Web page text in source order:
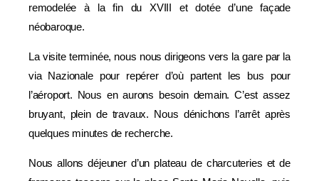
remodelée à la fin du XVIII et dotée d’une façade
néobaroque.
La visite terminée, nous nous dirigeons vers la gare par la
via Nazionale pour repérer d’où partent les bus pour
l’aéroport. Nous en aurons besoin demain. C’est assez
bruyant, plein de travaux. Nous dénichons l’arrêt après
quelques minutes de recherche.
Nous allons déjeuner d’un plateau de charcuteries et de